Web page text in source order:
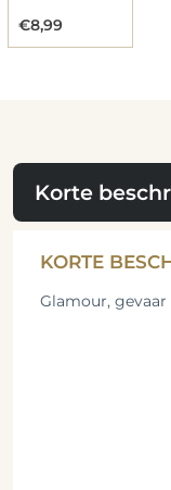
€8,99
Korte
KORTE
Glamour,